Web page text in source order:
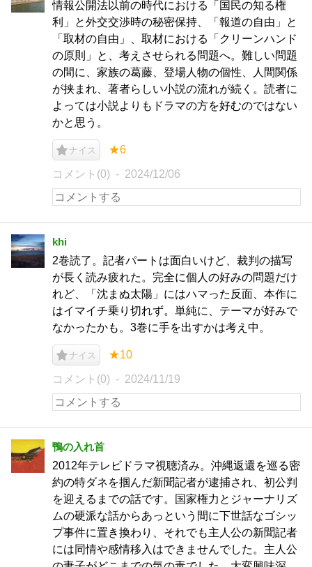
情報公開法以前の時代における「国民の知る権
利」と外交交渉時の秘密保持、「報道の自由」と
「取材の自由」、取材における「クリーンハンド
の原則」と、考えさせられる問題へ。難しい問題
の間に、家族の葛藤、登場人物の個性、人間関係
が挟まれ、著者らしい小説の流れが続く。読者に
よっては小説よりもドラマの方を好むのではない
かと思う。
ナイス ★6
コメント(0) 2024/12/06
khi
2巻読了。記者パートは面白いけど、裁判の描写
が長く読み疲れた。完全に個人の好みの問題だけ
れど、「沈まぬ太陽」にはハマった反面、本作に
はイマイチ乗り切れず。単純に、テーマが好みで
なかったかも。3巻に手を出すかは考え中。
ナイス ★10
コメント(0) 2024/11/19
鴨の入れ首
2012年テレビドラマ視聴済み。沖縄返還を巡る密
約の特ダネを掴んだ新聞記者が逮捕され、初公判
を迎えるまでの話です。国家権力とジャーナリズ
ムの硬派な話からあっという間に下世話なゴシッ
プ事件に置き換わり、それでも主人公の新聞記者
には同情や感情移入はできませんでした。主人公